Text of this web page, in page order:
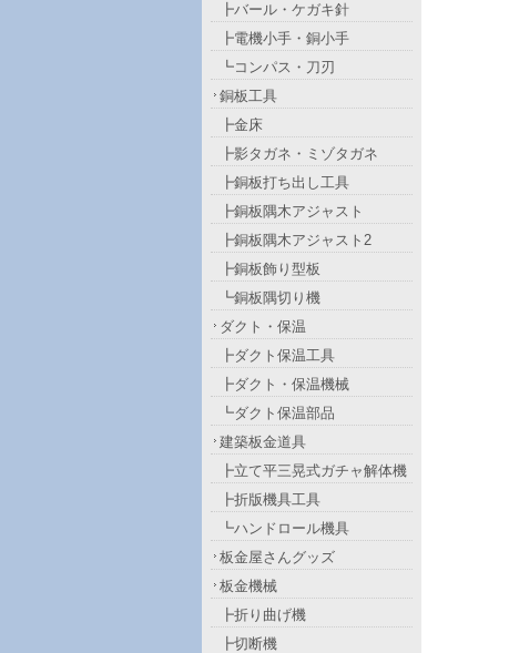
┣バール・ケガキ針
┣電機小手・銅小手
┗コンパス・刀刃
銅板工具
┣金床
┣影タガネ・ミゾタガネ
┣銅板打ち出し工具
┣銅板隅木アジャスト
┣銅板隅木アジャスト2
┣銅板飾り型板
┗銅板隅切り機
ダクト・保温
┣ダクト保温工具
┣ダクト・保温機械
┗ダクト保温部品
建築板金道具
┣立て平三晃式ガチャ解体機
┣折版機具工具
┗ハンドロール機具
板金屋さんグッズ
板金機械
┣折り曲げ機
┣切断機